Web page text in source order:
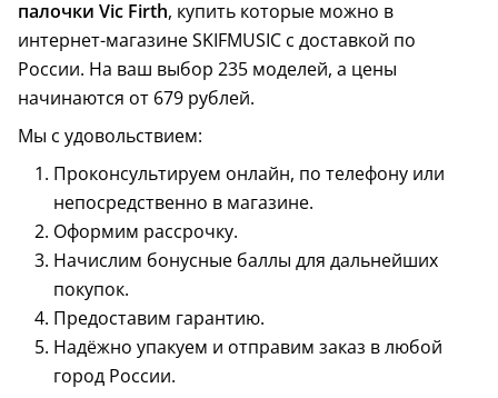
США
палочки Vic Firth, купить которые можно в
интернет-магазине SKIFMUSIC с доставкой по
России. На ваш выбор 235 моделей, а цены
начинаются от 679 рублей.
Мы с удовольствием:
Проконсультируем онлайн, по телефону или
непосредственно в магазине.
Оформим рассрочку.
Начислим бонусные баллы для дальнейших
покупок.
Предоставим гарантию.
Надёжно упакуем и отправим заказ в любой
город России.